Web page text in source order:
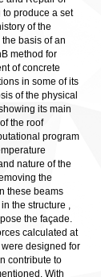
to produce a set
of the
basis of an
method for
of concrete
in some of its
of the physical
its main
the roof
program
nature of the
the
these beams
the structure ,
the façade.
calculated at
designed for
contribute to
With